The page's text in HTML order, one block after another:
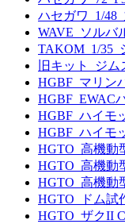
ハセガワ_1/
WAVE_ソルバ
TAKOM_1/35_
旧キット_ジ
HGBF_マリン
HGBF_EWAC
HGBF_ハイモ
HGBF_ハイモ
HGTO_高機動
HGTO_高機動
HGTO_高機動
HGTO_ドム試
HGTO_ザクII